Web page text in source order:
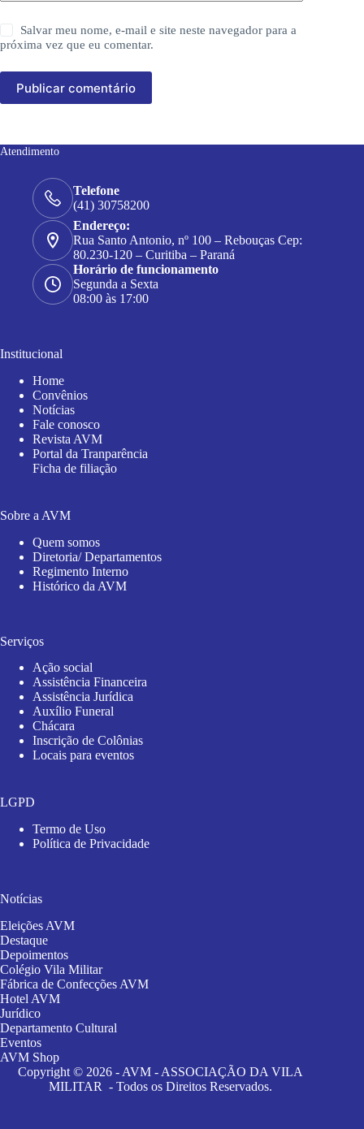
Salvar meu nome, e-mail e site neste navegador para a
próxima vez que eu comentar.
Publicar comentário
Atendimento
Telefone
(41) 30758200
Endereço:
Rua Santo Antonio, nº 100 – Rebouças Cep:
80.230-120 – Curitiba – Paraná
Horário de funcionamento
Segunda a Sexta
08:00 às 17:00
Institucional
Home
Convênios
Notícias
Fale conosco
Revista AVM
Portal da Tranparência
Ficha de filiação
Sobre a AVM
Quem somos
Diretoria/ Departamentos
Regimento Interno
Histórico da AVM
Serviços
Ação social
Assistência Financeira
Assistência Jurídica
Auxílio Funeral
Chácara
Inscrição de Colônias
Locais para eventos
LGPD
Termo de Uso
Política de Privacidade
Notícias
Eleições AVM
Destaque
Depoimentos
Colégio Vila Militar
Fábrica de Confecções AVM
Hotel AVM
Jurídico
Departamento Cultural
Eventos
AVM Shop
Copyright © 2026 - AVM - ASSOCIAÇÃO DA VILA
MILITAR - Todos os Direitos Reservados.